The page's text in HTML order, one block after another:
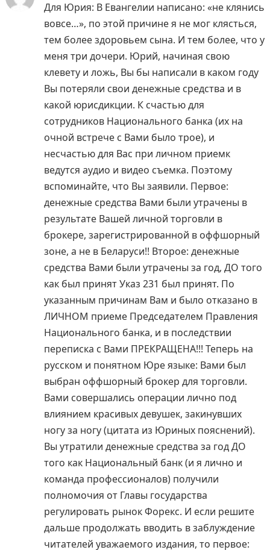
Для Юрия: В Евангелии написано: «не клянись
вовсе…», по этой причине я не мог клясться,
тем более здоровьем сына. И тем более, что у
меня три дочери. Юрий, начиная свою
клевету и ложь, Вы бы написали в каком году
Вы потеряли свои денежные средства и в
какой юрисдикции. К счастью для
сотрудников Национального банка (их на
очной встрече с Вами было трое), и
несчастью для Вас при личном приемк
ведутся аудио и видео съемка. Поэтому
вспоминайте, что Вы заявили. Первое:
денежные средства Вами были утрачены в
результате Вашей личной торговли в
брокере, зарегистрированной в оффшорный
зоне, а не в Беларуси!! Второе: денежные
средства Вами были утрачены за год, ДО того
как был принят Указ 231 был принят. По
указанным причинам Вам и было отказано в
ЛИЧНОМ приеме Председателем Правления
Национального банка, и в последствии
переписка с Вами ПРЕКРАЩЕНА!!! Теперь на
русском и понятном Юре языке: Вами был
выбран оффшорный брокер для торговли.
Вами совершались операции лично под
влиянием красивых девушек, закинувших
ногу за ногу (цитата из Юриных пояснений).
Вы утратили денежные средства за год ДО
того как Национальный банк (и я лично и
команда профессионалов) получили
полномочия от Главы государства
регулировать рынок Форекс. И если решите
дальше продолжать вводить в заблуждение
читателей уважаемого издания, то первое: